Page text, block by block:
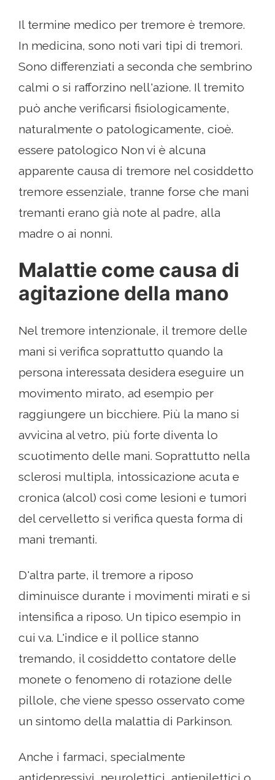
Il termine medico per tremore è tremore.
In medicina, sono noti vari tipi di tremori.
Sono differenziati a seconda che sembrino
calmi o si rafforzino nell'azione. Il tremito
può anche verificarsi fisiologicamente,
naturalmente o patologicamente, cioè.
essere patologico Non vi è alcuna
apparente causa di tremore nel cosiddetto
tremore essenziale, tranne forse che mani
tremanti erano già note al padre, alla
madre o ai nonni.
Malattie come causa di
agitazione della mano
Nel tremore intenzionale, il tremore delle
mani si verifica soprattutto quando la
persona interessata desidera eseguire un
movimento mirato, ad esempio per
raggiungere un bicchiere. Più la mano si
avvicina al vetro, più forte diventa lo
scuotimento delle mani. Soprattutto nella
sclerosi multipla, intossicazione acuta e
cronica (alcol) così come lesioni e tumori
del cervelletto si verifica questa forma di
mani tremanti.
D'altra parte, il tremore a riposo
diminuisce durante i movimenti mirati e si
intensifica a riposo. Un tipico esempio in
cui v.a. L'indice e il pollice stanno
tremando, il cosiddetto contatore delle
monete o fenomeno di rotazione delle
pillole, che viene spesso osservato come
un sintomo della malattia di Parkinson.
Anche i farmaci, specialmente